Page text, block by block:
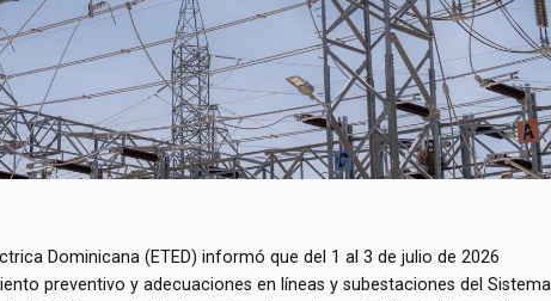
Dominicana (ETED) informó que del 1 al 3 de julio de 2026
preventivo y adecuaciones en líneas y subestaciones del Sistema